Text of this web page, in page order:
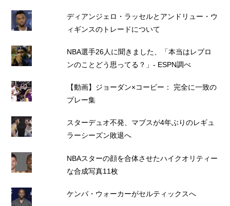
ディアンジェロ・ラッセルとアンドリュー・ウ
ィギンスのトレードについて
NBA選手26人に聞きました、「本当はレブロ
ンのことどう思ってる？」- ESPN調べ
【動画】ジョーダン×コービー： 完全に一致の
プレー集
スターデュオ不発、マブスが4年ぶりのレギュ
ラーシーズン敗退へ
NBAスターの顔を合体させたハイクオリティー
な合成写真11枚
ケンバ・ウォーカーがセルティックスへ